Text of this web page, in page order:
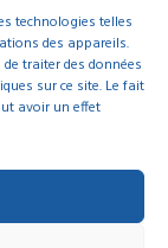
technologies telles
des appareils.
traiter des données
sur ce site. Le fait
avoir un effet
| Tous droits réservés